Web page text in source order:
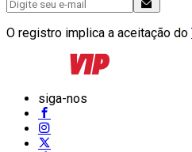
O registro implica a aceitação do
siga-nos